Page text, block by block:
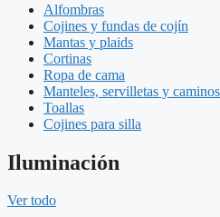
Alfombras
Cojines y fundas de cojín
Mantas y plaids
Cortinas
Ropa de cama
Manteles, servilletas y
Toallas
Cojines para silla
Iluminación
Ver todo